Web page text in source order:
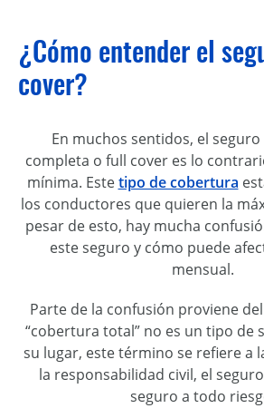
¿Cómo entender el
cover?
En muchos sentidos, el
completa o full cover es lo
mínima. Estetipo de cobertura
los conductores que quieren la
pesar de esto, hay mucha
este seguro y cómo puede
mensual.
Parte de la confusión proviene
“cobertura total” no es un tipo de
su lugar, este término se refiere a
la responsabilidad civil, el
seguro a todo